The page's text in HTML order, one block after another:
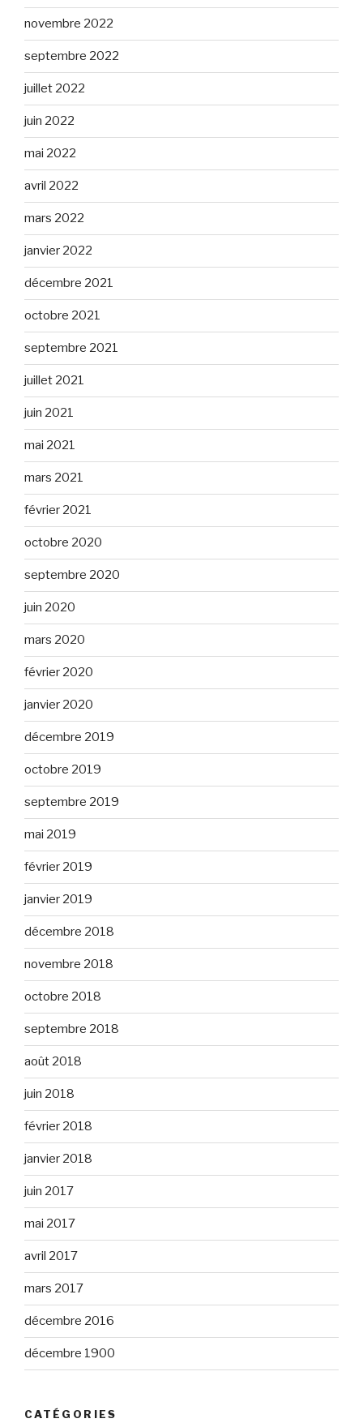
novembre 2022
septembre 2022
juillet 2022
juin 2022
mai 2022
avril 2022
mars 2022
janvier 2022
décembre 2021
octobre 2021
septembre 2021
juillet 2021
juin 2021
mai 2021
mars 2021
février 2021
octobre 2020
septembre 2020
juin 2020
mars 2020
février 2020
janvier 2020
décembre 2019
octobre 2019
septembre 2019
mai 2019
février 2019
janvier 2019
décembre 2018
novembre 2018
octobre 2018
septembre 2018
août 2018
juin 2018
février 2018
janvier 2018
juin 2017
mai 2017
avril 2017
mars 2017
décembre 2016
décembre 1900
CATÉGORIES